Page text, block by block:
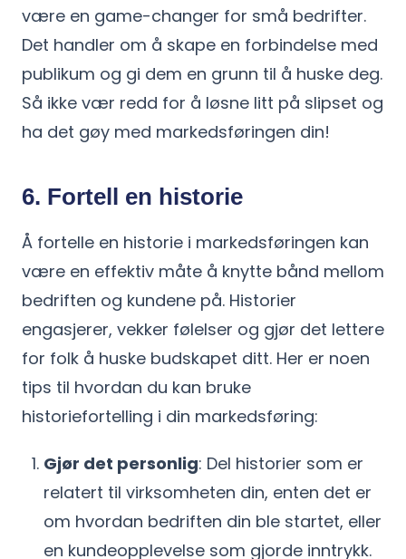
være en game-changer for små bedrifter.
Det handler om å skape en forbindelse med
publikum og gi dem en grunn til å huske deg.
Så ikke vær redd for å løsne litt på slipset og
ha det gøy med markedsføringen din!
6. Fortell en historie
Å fortelle en historie i markedsføringen kan
være en effektiv måte å knytte bånd mellom
bedriften og kundene på. Historier
engasjerer, vekker følelser og gjør det lettere
for folk å huske budskapet ditt. Her er noen
tips til hvordan du kan bruke
historiefortelling i din markedsføring:
Gjør det personlig: Del historier som er
relatert til virksomheten din, enten det er
om hvordan bedriften din ble startet, eller
en kundeopplevelse som gjorde inntrykk.